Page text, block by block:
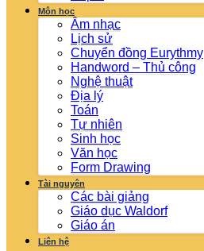
Môn học
Âm nhạc
Lịch sử
Chuyển đồng Eurythmy
Handword – Thủ công
Nghệ thuật
Địa lý
Toán
Tự nhiên
Sinh học
Văn học
Form Drawing
Tài nguyên
Các bài giảng
Giáo dục Waldorf
Giáo án
Liên hệ